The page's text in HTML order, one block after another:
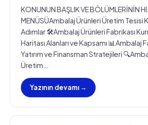
KONUNUN BAŞLIK VE BÖLÜMLERİNİN
MENÜSÜAmbalaj Ürünleri Üretim Tesisi
Adımlar 🛠️Ambalaj Ürünleri Fabrikası
Haritası Alanları ve Kapsamı 📊Ambalaj
Yatırım ve Finansman Stratejileri
Üretim…
Yazının devamı →